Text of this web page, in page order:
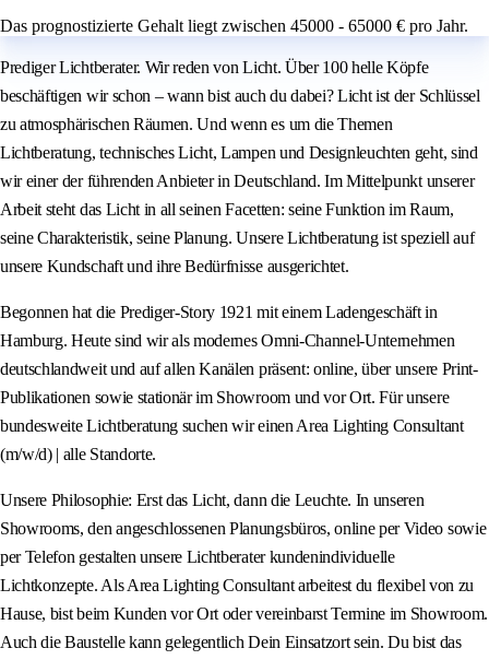
Das prognostizierte Gehalt liegt zwischen 45000 - 65000 € pro Jahr.
Prediger Lichtberater. Wir reden von Licht. Über 100 helle Köpfe
beschäftigen wir schon – wann bist auch du dabei? Licht ist der Schlüssel
zu atmosphärischen Räumen. Und wenn es um die Themen
Lichtberatung, technisches Licht, Lampen und Designleuchten geht, sind
wir einer der führenden Anbieter in Deutschland. Im Mittelpunkt unserer
Arbeit steht das Licht in all seinen Facetten: seine Funktion im Raum,
seine Charakteristik, seine Planung. Unsere Lichtberatung ist speziell auf
unsere Kundschaft und ihre Bedürfnisse ausgerichtet.
Begonnen hat die Prediger-Story 1921 mit einem Ladengeschäft in
Hamburg. Heute sind wir als modernes Omni-Channel-Unternehmen
deutschlandweit und auf allen Kanälen präsent: online, über unsere Print-
Publikationen sowie stationär im Showroom und vor Ort. Für unsere
bundesweite Lichtberatung suchen wir einen Area Lighting Consultant
(m/w/d) | alle Standorte.
Unsere Philosophie: Erst das Licht, dann die Leuchte. In unseren
Showrooms, den angeschlossenen Planungsbüros, online per Video sowie
per Telefon gestalten unsere Lichtberater kundenindividuelle
Lichtkonzepte. Als Area Lighting Consultant arbeitest du flexibel von zu
Hause, bist beim Kunden vor Ort oder vereinbarst Termine im Showroom.
Auch die Baustelle kann gelegentlich Dein Einsatzort sein. Du bist das